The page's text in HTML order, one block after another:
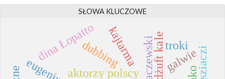
SŁOWA KLUCZOWE
aktorzy polscy
dubbing
dina Łopatto dżuft kale
kajtarma galwie
troki